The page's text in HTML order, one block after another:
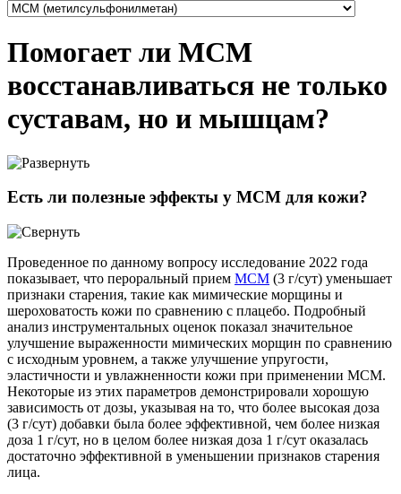
Помогает ли МСМ
восстанавливаться не только
суставам, но и мышцам?
Есть ли полезные эффекты у МСМ для кожи?
Проведенное по данному вопросу исследование 2022 года
показывает, что пероральный прием МСМ (3 г/сут) уменьшает
признаки старения, такие как мимические морщины и
шероховатость кожи по сравнению с плацебо. Подробный
анализ инструментальных оценок показал значительное
улучшение выраженности мимических морщин по сравнению
с исходным уровнем, а также улучшение упругости,
эластичности и увлажненности кожи при применении МСМ.
Некоторые из этих параметров демонстрировали хорошую
зависимость от дозы, указывая на то, что более высокая доза
(3 г/сут) добавки была более эффективной, чем более низкая
доза 1 г/сут, но в целом более низкая доза 1 г/сут оказалась
достаточно эффективной в уменьшении признаков старения
лица.